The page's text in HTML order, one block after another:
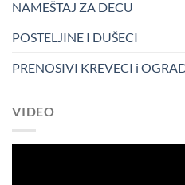
NAMEŠTAJ ZA DECU
POSTELJINE I DUŠECI
PRENOSIVI KREVECI i
VIDEO